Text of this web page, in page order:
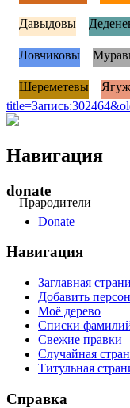
Прародители
Давыдовы
Ловчиковы
Шереметевы
Навигация
donate
Donate
Навигация
Заглавная
Добавить
Моё дерево
Списки
Свежие правки
Случайная
Титульная
Справка